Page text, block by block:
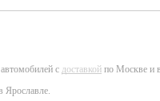
с доставкой по Москве и
Ярославле.